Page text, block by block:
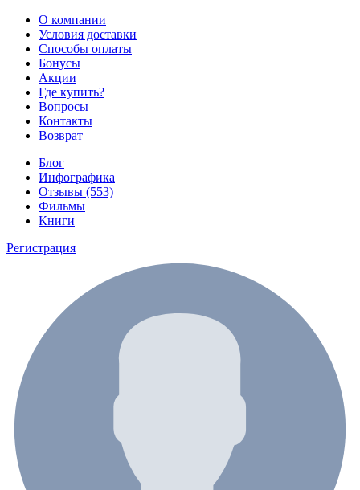
О компании
Условия доставки
Способы оплаты
Бонусы
Акции
Где купить?
Вопросы
Контакты
Возврат
Блог
Инфографика
Отзывы (553)
Фильмы
Книги
Регистрация